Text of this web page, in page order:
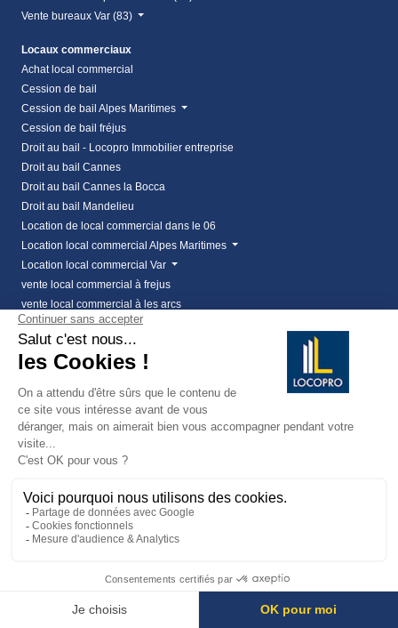
Vente bureaux Var (83)
Locaux commerciaux
Achat local commercial
Cession de bail
Cession de bail Alpes Maritimes
Cession de bail fréjus
Droit au bail - Locopro Immobilier entreprise
Droit au bail Cannes
Droit au bail Cannes la Bocca
Droit au bail Mandelieu
Location de local commercial dans le 06
Location local commercial Alpes Maritimes
Location local commercial Var
vente local commercial à frejus
vente local commercial à les arcs
Vente local commercial Alpes Maritimes
Fonds de commerce
Fonds de commerce
Fonds de commerce Alpes-Maritimes
Location de fonds de commerce
Coworking
Investissements
Location coworking
Terrains
location de terrain Alpes Maritimes (06)
Maritimes (06)